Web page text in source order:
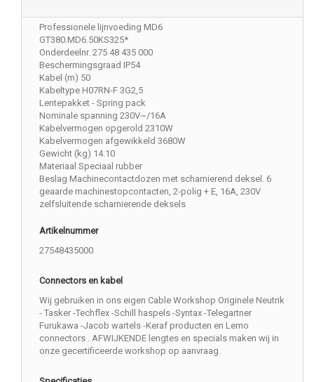
Professionele lijnvoeding MD6
GT380.MD6.50KS325*
Onderdeelnr. 275 48 435 000
Beschermingsgraad IP54
Kabel (m) 50
Kabeltype H07RN-F 3G2,5
Lentepakket - Spring pack
Nominale spanning 230V~/16A
Kabelvermogen opgerold 2310W
Kabelvermogen afgewikkeld 3680W
Gewicht (kg) 14.10
Materiaal Speciaal rubber
Beslag Machinecontactdozen met scharnierend deksel. 6
geaarde machinestopcontacten, 2-polig + E, 16A, 230V
zelfsluitende scharnierende deksels
Artikelnummer
27548435000
Connectors en kabel
Wij gebruiken in ons eigen Cable Workshop Originele Neutrik
- Tasker -Techflex -Schill haspels -Syntax -Telegartner
Furukawa -Jacob wartels -Keraf producten en Lemo
connectors . AFWIJKENDE lengtes en specials maken wij in
onze gecertificeerde workshop op aanvraag.